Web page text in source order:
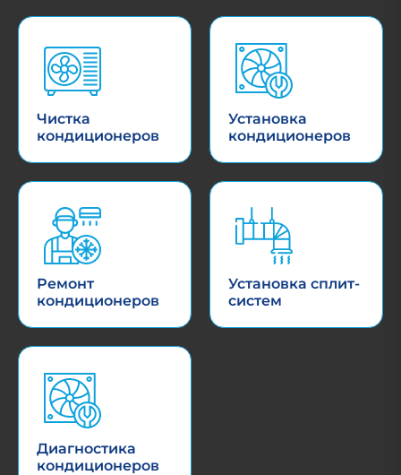
Чистка
кондиционеров
Установка
кондиционеров
Ремонт
кондиционеров
Установка сплит-
систем
Диагностика
кондиционеров